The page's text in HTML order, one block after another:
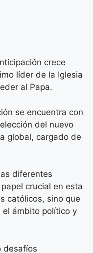
crece
líder de la Iglesia
al Papa.
se encuentra con
del nuevo
global, cargado de
diferentes
crucial en esta
católicos, sino que
el ámbito político y
desafíos